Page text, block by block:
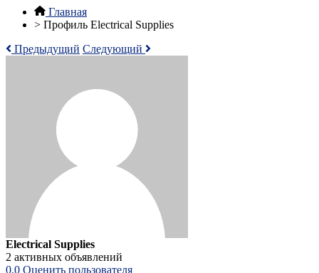
Главная
> Профиль Electrical Supplies
Предыдущий Следующий
Electrical Supplies
2 активных объявлений
0.0 Оценить пользователя